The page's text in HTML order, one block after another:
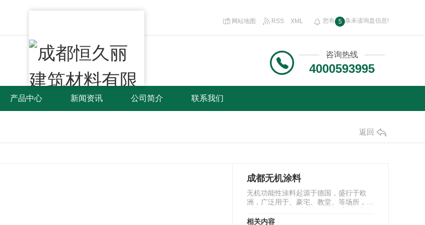
您有 5 条未读询盘信息!
网站地图 RSS XML
咨询热线
4000593995
产品中心 新闻资讯 公司简介 联系我们
返回
成都无机涂料
无机功能性涂料起源于德国，盛行于欧
洲，广泛用于、豪宅、教堂、等场所，..
料。无机涂料是一…
相关内容